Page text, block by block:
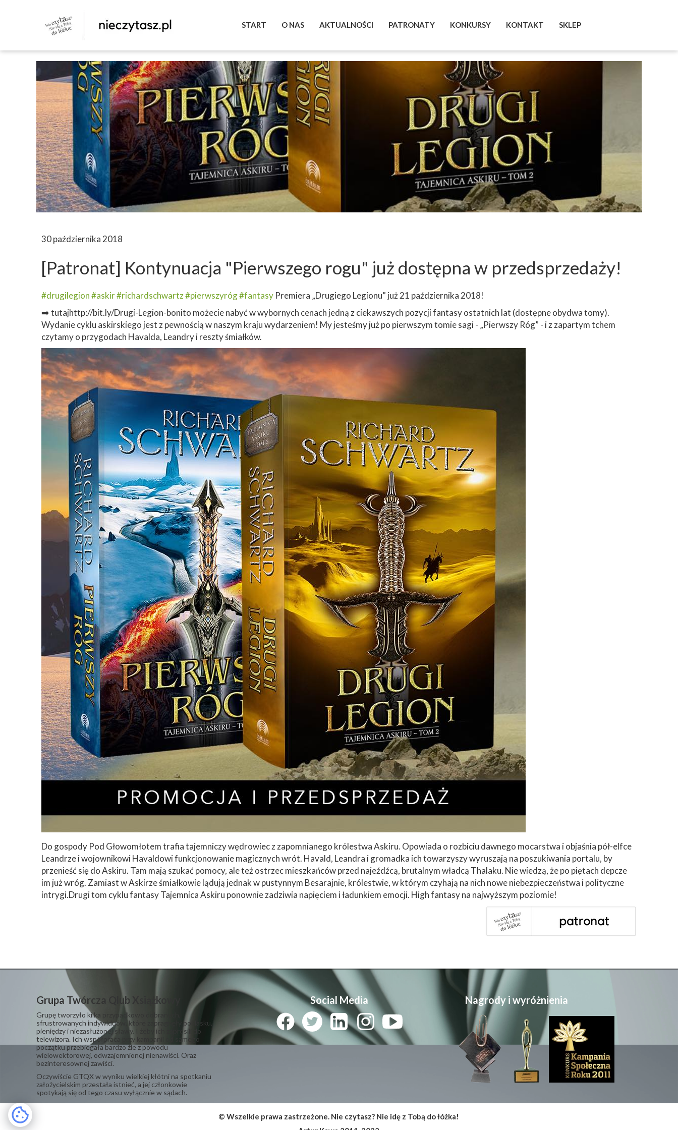
START O NAS
WYSTAWA
ZRZUTKA
POMAGAM
AKTUALNOŚCI PATRONATY KONKURSY KONTAKT
TWITTER
SKLEP
30 października 2018
[Patronat] Kontynuacja "Pierwszego rogu" już dostępna w przedsprzedaży!
#drugilegion#askir#richardschwartz#pierwszyróg#fantasy Premiera „Drugiego Legionu” już 21 października 2018!
➡️ tutajhttp://bit.ly/Drugi-Legion-bonito możecie nabyć w wybornych cenach jedną z ciekawszych pozycji fantasy ostatnich lat (dostępne obydwa tomy).
Wydanie cyklu askirskiego jest z pewnością w naszym kraju wydarzeniem! My jesteśmy już po pierwszym tomie sagi - „Pierwszy Róg” - i z zapartym tchem
czytamy o przygodach Havalda, Leandry i reszty śmiałków.
Do gospody Pod Głowomłotem trafia tajemniczy wędrowiec z zapomnianego królestwa Askiru. Opowiada o rozbiciu dawnego mocarstwa i objaśnia pół-elfce
Leandrze i wojownikowi Havaldowi funkcjonowanie magicznych wrót. Havald, Leandra i gromadka ich towarzyszy wyruszają na poszukiwania portalu, by
przenieść się do Askiru. Tam mają szukać pomocy, ale też ostrzec mieszkańców przed najeźdźcą, brutalnym władcą Thalaku. Nie wiedzą, że po piętach depcze
im już wróg. Zamiast w Askirze śmiałkowie lądują jednak w pustynnym Besarajnie, królestwie, w którym czyhają na nich nowe niebezpieczeństwa i polityczne
intrygi.Drugi tom cyklu fantasy Tajemnica Askiru ponownie zadziwia napięciem i ładunkiem emocji. High fantasy na najwyższym poziomie!
Grupa Twórcza Qlub Xsiążkowy
Grupę tworzyło kilka przypadkowo dobranych,
sfrustrowanych indywiduów, które zapragnęły poklasku,
pieniędzy i niezasłużonej sławy. I żeby ich zaprosili do
telewizora. Ich współpraca przy kampanii od samego
początku przebiegała bardzo źle z powodu
wielowektorowej, odwzajemnionej nienawiści. Oraz
bezinteresownej zawiści.
​Oczywiście GTQX w wyniku wielkiej kłótni na spotkaniu
założycielskim przestała istnieć, a jej członkowie
spotykają się od tego czasu wyłącznie w sądach.
Social Media Nagrody i wyróżnienia
© Wszelkie prawa zastrzeżone. Nie czytasz? Nie idę z Tobą do łóżka!